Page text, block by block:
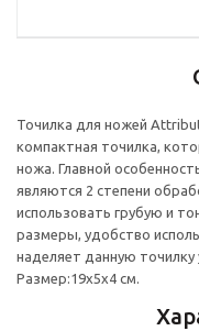
Точилка для ножей
компактная точилка,
ножа. Главной
являются 2 степени
использовать грубую и
размеры, удобство
наделяет данную
Размер:19х5х4 см.